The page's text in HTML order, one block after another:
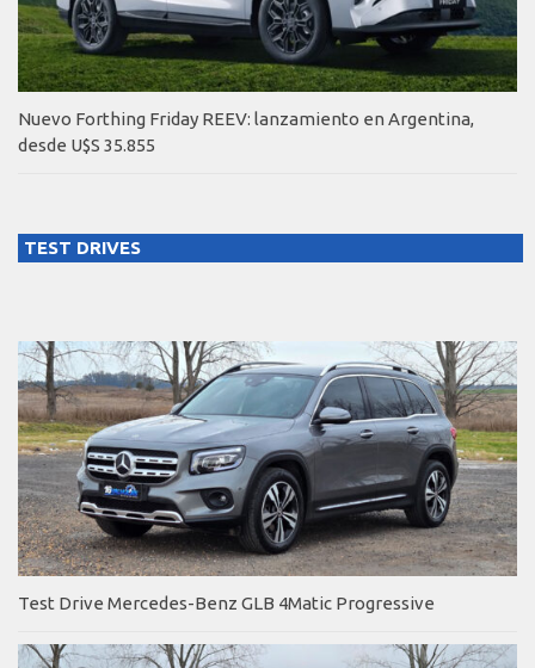
Nuevo Forthing Friday REEV: lanzamiento en Argentina,
desde U$S 35.855
TEST DRIVES
Test Drive Mercedes-Benz GLB 4Matic Progressive